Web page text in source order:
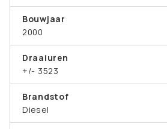
Bouwjaar
2000
Draaiuren
+/- 3523
Brandstof
Diesel